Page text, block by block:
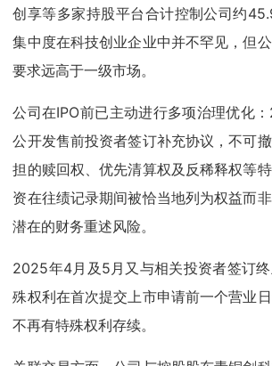
创享等多家持股平台合计控制公司约
集中度在科技创业企业中并不罕见，但
要求远高于一级市场。
公司在IPO前已主动进行多项治理优化
公开发售前投资者签订补充协议，不可
担的赎回权、优先清算权及反稀释权等
资在往绩记录期间被恰当地列为权益而
潜在的财务重述风险。
2025年4月及5月又与相关投资者签订
殊权利在首次提交上市申请前一个营业
不再有特殊权利存续。